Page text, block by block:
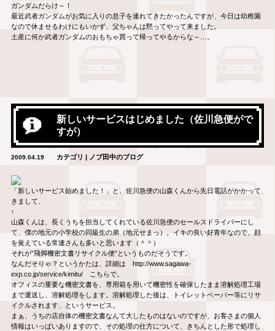
ガンダムだらけ～！
最近武者ガンダムがお気に入りの息子を連れてきたかったんですが、今日は幼稚園
なので休ませるわけにもいかず、父ちゃんは黙ってやって来ました。
土産に何か武者ガンダムのおもちゃ買って帰ってやるからな～…。
新しいサービスはじめました（佐川急便がで
すが）
2009.04.19 カテゴリ | ノブ田中のブログ
「新しいサービス始めました！」と、佐川急便の山森くんから先日電話がかかって
きまして、
↑
山森くんは、長くうちを担当してくれている佐川急便のセールスドライバーにし
て、僕の地元の小学校の同級生の弟（地元せまっ）。イキの良い好青年なので、顔
を覚えている常連さんも多いと思います（＾＾）
それが”飛脚機密文書リサイクル便”というものだそうです。
なんだそりゃ？というかたは、詳細は http://www.sagawa-
exp.co.jp/service/kimitu/ こちらで。
オフィスの重要な機密文書を、専用箱を用いて機密性を確保したまま溶解処理工場
まで運送し、溶解処理をします。溶解処理した後は、トイレットペーパー等にリサ
イクルされます、というサービス。
まぁ、うちの店自体の機密文書なんて大したものはないのですが、お客さまの個人
情報はいっぱいありますので、その処理の仕方について、きちんとした形で処理し